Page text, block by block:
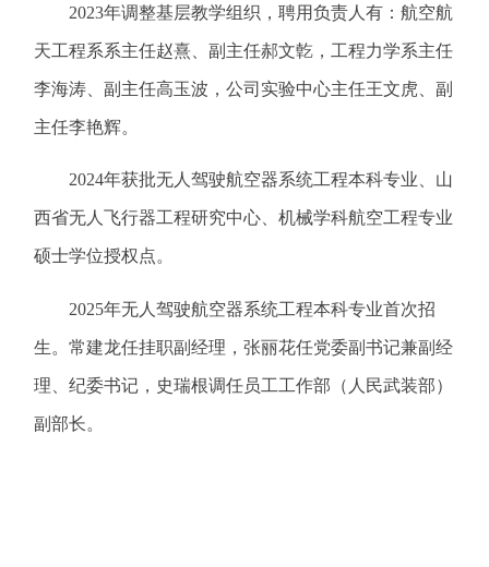
2023年调整基层教学组织，聘用负责人有：航空航
天工程系系主任赵熹、副主任郝文亁，工程力学系主任
李海涛、副主任高玉波，公司实验中心主任王文虎、副
主任李艳辉。
2024年获批无人驾驶航空器系统工程本科专业、 山
西省无人飞行器工程研究中心、机械学科航空工程专业
硕士学位授权点。
2025年无人驾驶航空器系统工程本科专业首次招
生。常建龙任挂职副经理，张丽花任党委副书记兼副经
理、纪委书记，史瑞根调任员工工作部（人民武装部）
副部长。